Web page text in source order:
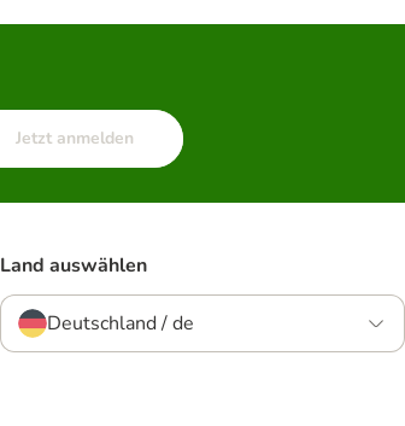
Jetzt anmelden
Land auswählen
Deutschland / de